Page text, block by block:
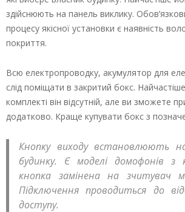
здійснюють на панель виклику.
процесу якісної установки є наявність
покриття.
Всю електропроводку, акумулятор для
слід поміщати в закритий бокс.
комплекті він відсутній, але ви зможете
додатково. Краще купувати бокс з
Кнопку виходу встановлюють
будинку. Є моделі домофонів з
кнопка замінена на зчитувач
Підключення проводиться до
доступу.